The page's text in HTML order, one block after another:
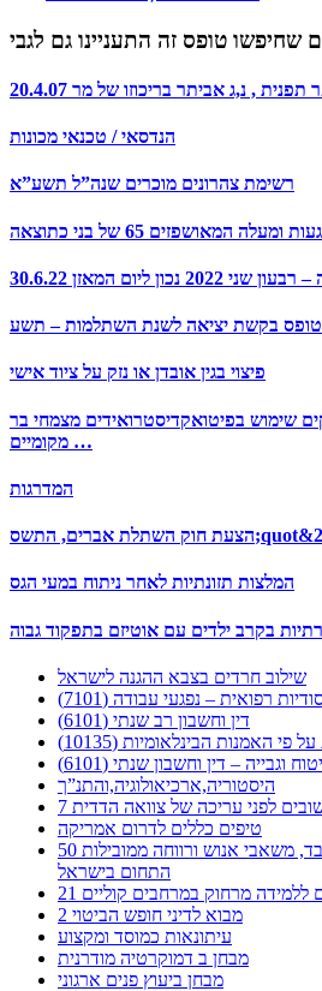
שחיפשו טופס זה התעניינו גם לגבי
הנדסאי / טכנאי מכונות
רשימת צהרונים מוכרים שנה”ל תשע”א
ליום המאזן 30.6.22
פיצוי בגין אובדן או נזק על ציוד אישי
שימוש בפיטואקדיסטרואידים מצמחי בר
מקומיים …
המדרגות
המלצות תזונתיות לאחר ניתוח במעי הגס
בקרב ילדים עם אוטיזם בתפקוד גבוה
שילוב חרדים בצבא ההגנה לישראל
רפואית – נפגעי עבודה (7101)
דין וחשבון רב שנתי (6101)
האמנות הבינלאומיות (10135)
וגבייה – דין וחשבון שנתי (6101)
היסטוריה,ארכיאולוגיה,והתנ”ך
לפני עריכה של צוואה הדדית
טיפים כללים לדרום אמריקה
50 טיפים ויותר לניהול חווית עובד, משאבי אנוש ורווחה ממובילות
התחום בישראל
ללמידה מרחוק במרחבים קוליים
מבוא לדיני חופש הביטוי 2
עיתונאות כמוסד ומקצוע
מבחן ב דמוקרטיה מודרנית
מבחן ביעוץ פנים ארגוני